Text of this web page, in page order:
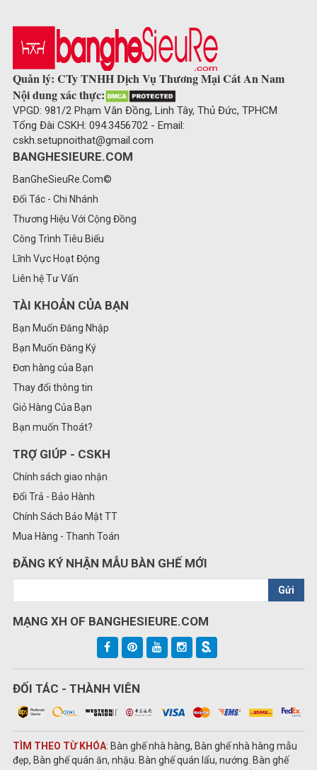
Quản lý: CTy TNHH Dịch Vụ Thương Mại Cát An Nam
Nội dung xác thực:
VPGD: 981/2 Phạm Văn Đồng, Linh Tây, Thủ Đức, TPHCM
Tổng Đài CSKH: 094.3456702 - Email:
cskh.setupnoithat@gmail.com
BANGHESIEURE.COM
BanGheSieuRe.Com©
Đối Tác - Chi Nhánh
Thương Hiệu Với Cộng Đồng
Công Trình Tiêu Biểu
Lĩnh Vực Hoạt Động
Liên hệ Tư Vấn
TÀI KHOẢN CỦA BẠN
Bạn Muốn Đăng Nhập
Bạn Muốn Đăng Ký
Đơn hàng của Bạn
Thay đổi thông tin
Giỏ Hàng Của Bạn
Bạn muốn Thoát?
TRỢ GIÚP - CSKH
Chính sách giao nhận
Đổi Trả - Bảo Hành
Chính Sách Bảo Mật TT
Mua Hàng - Thanh Toán
ĐĂNG KÝ NHẬN MẪU BÀN GHẾ MỚI
Gửi
MẠNG XH OF BANGHESIEURE.COM
ĐỐI TÁC - THÀNH VIÊN
TÌM THEO TỪ KHÓA: Bàn ghế nhà hàng, Bàn ghế nhà hàng mẫu
đẹp, Bàn ghế quán ăn, nhậu. Bàn ghế quán lẩu, nướng. Bàn ghế